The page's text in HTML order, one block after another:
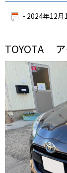
- 2024年12月
TOYOTA